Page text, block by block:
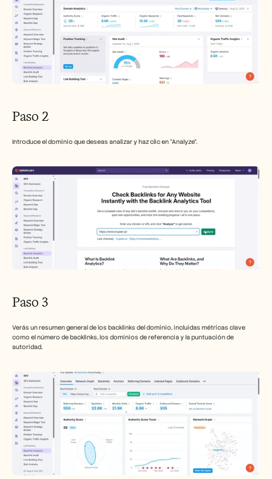
Paso 2
Introduce el dominio que deseas analizar y haz clic en “Analyze”.
Paso 3
Verás un resumen general de los backlinks del dominio, incluidas métricas clave
como el número de backlinks, los dominios de referencia y la puntuación de
autoridad.